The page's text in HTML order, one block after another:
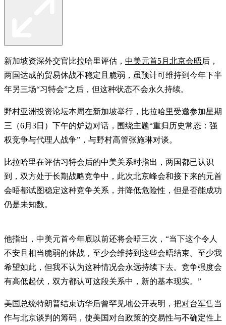
新加坡资深外交官比拉哈里评估， 中美元首5月北京会晤后，
两国达成的贸易休战不稳定且脆弱，虽预计可维持到今年下半
年另三场“习特会”之后，但这种状态不会永久持续。
野村亚洲投资论坛本周在新加坡举行，比拉哈里受邀参加星期
三（6月3日）下午的炉边对话，围绕主题“重归历史常态：强
权竞争与代理人战争”，与野村高管张施琳对谈。
比拉哈里在评估习特会后的中美关系时指出，两国都已认识
到，双方处于长期战略竞争中，此次北京峰会和接下来的元首
会晤都试图稳定这种竞争关系，并降低危险性，但是否能成功
仍是未知数。
他指出，中美元首今年底以前还将会晤三次，“当下这个令人
不安且相当脆弱的休战，至少会维持到这些会晤结束。至少我
希望如此，但我不认为这种情况会永远持续下去。竞争强度会
有高低起伏，双方都认可这段关系中，新的基本现实。”
美国总统特朗普结束访华后曾罕见地公开表明，把对台军售当
作与北京谈判的筹码，使美国对台政策的交易性与不确定性上